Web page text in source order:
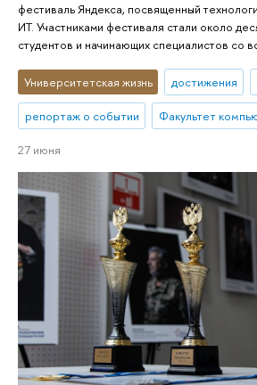
фестиваль Яндекса, посвященный
ИТ. Участниками фестиваля стали около
студентов и начинающих специалистов со
Университетская жизнь достижения
репортаж о событии Факультет
27 июня